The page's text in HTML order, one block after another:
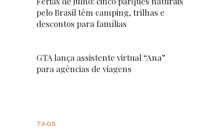
pelo Brasil têm camping, trilhas e
descontos para famílias
GTA lança assistente virtual “Ana”
para agências de viagens
TAGS